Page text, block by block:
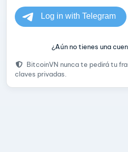
¿Aún no tienes una
BitcoinVN nunca te pedirá tu
claves privadas.